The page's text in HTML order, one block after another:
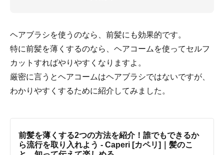
ヘアブラシを使うのなら、前髪にも効果的です。
特に前髪を薄くするのなら、ヘアコームを使ってセルフ
カットすればやりやすくなりますよ。
厳密に言うとヘアコームはヘアブラシではないですが、
わかりやすくするために紹介してみました。
前髪を薄くする2つの方法を紹介！誰でもできるか
ら流行を取り入れよう - Caperi [カペリ]｜髪のこ